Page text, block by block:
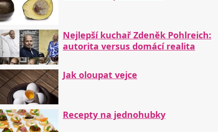
Nejlepší kuchař Zdeněk Pohlreich:
autorita versus domácí realita
Jak oloupat vejce
Recepty na jednohubky